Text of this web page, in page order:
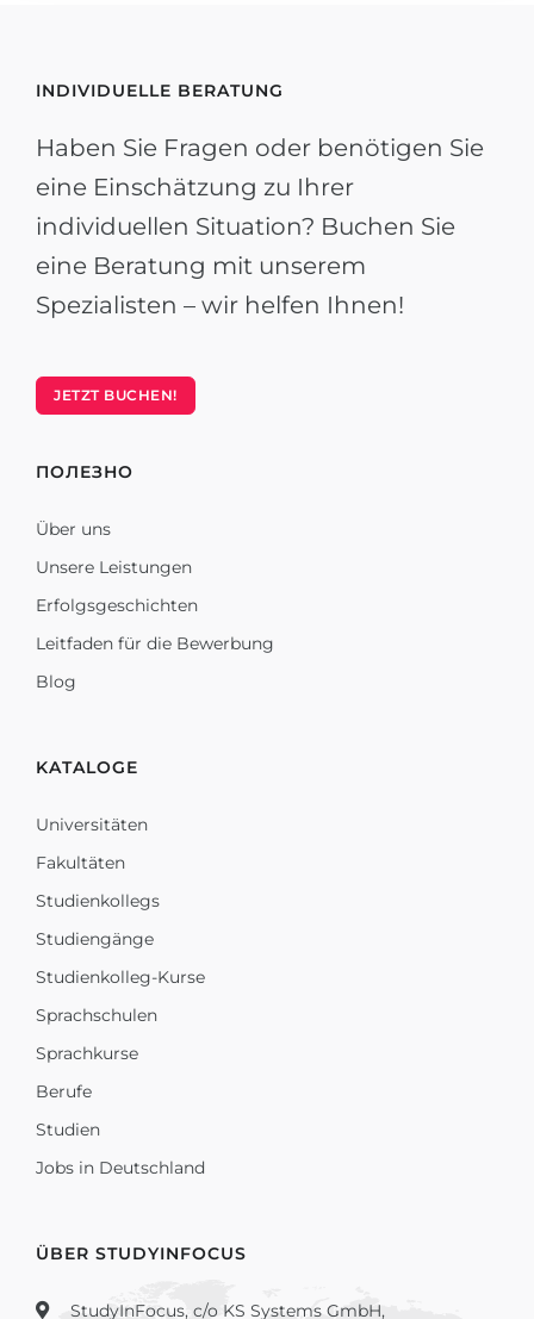
INDIVIDUELLE BERATUNG
Haben Sie Fragen oder benötigen Sie
eine Einschätzung zu Ihrer
individuellen Situation? Buchen Sie
eine Beratung mit unserem
Spezialisten – wir helfen Ihnen!
JETZT BUCHEN!
ПОЛЕЗНО
Über uns
Unsere Leistungen
Erfolgsgeschichten
Leitfaden für die Bewerbung
Blog
KATALOGE
Universitäten
Fakultäten
Studienkollegs
Studiengänge
Studienkolleg-Kurse
Sprachschulen
Sprachkurse
Berufe
Studien
Jobs in Deutschland
ÜBER STUDYINFOCUS
StudyInFocus, c/o KS Systems GmbH,